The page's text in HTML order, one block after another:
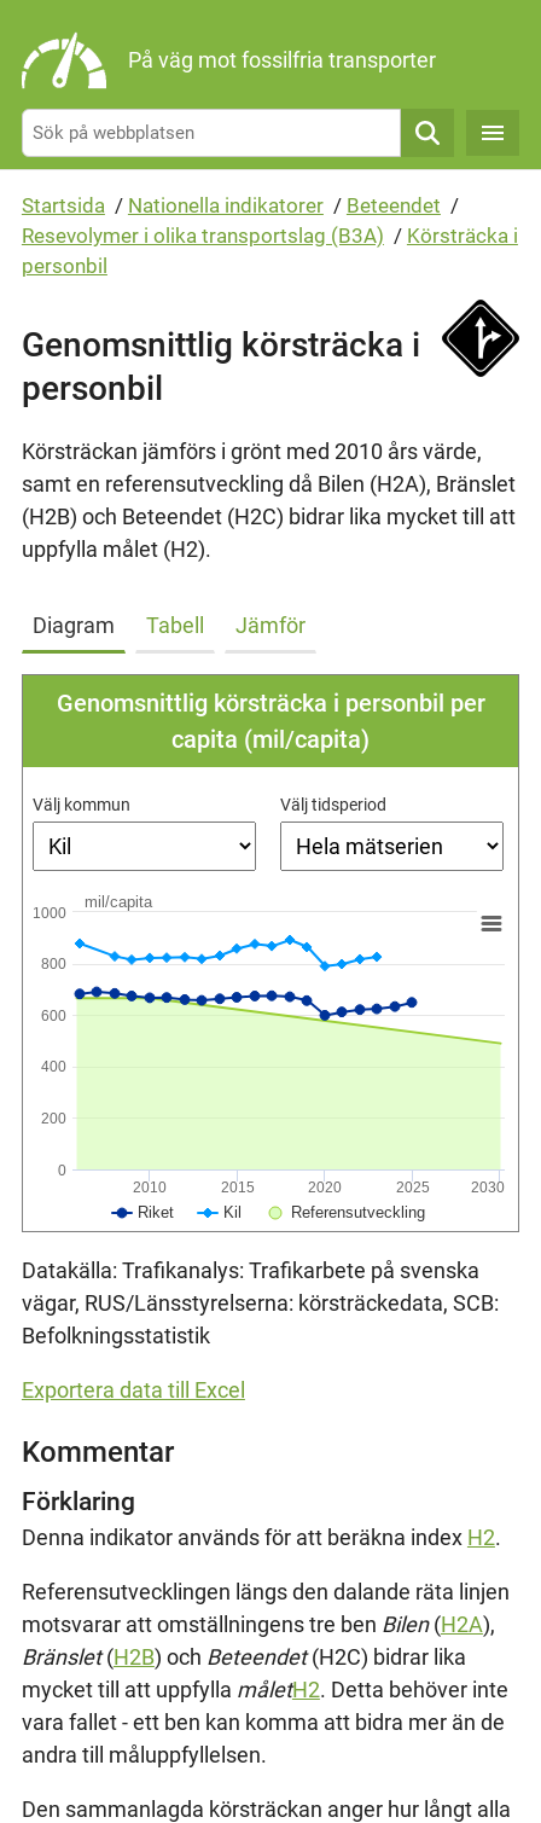
På väg mot fossilfria transporter
Sök
Startsida / Nationella indikatorer / Beteendet /
Resevolymer i olika transportslag (B3A) / Körsträcka i
personbil
Genomsnittlig körsträcka i
personbil
Körsträckan jämförs i grönt med 2010 års värde,
samt en referensutveckling då Bilen (H2A), Bränslet
(H2B) och Beteendet (H2C) bidrar lika mycket till att
uppfylla målet (H2).
Diagram Tabell Jämför
Genomsnittlig körsträcka i personbil per
capita (mil/capita)
Välj kommun Välj tidsperiod
mil/capita
Riket Kil Referensutveckling
2010 2015 2020 2025 2030
0
200
400
600
800
1000
Datakälla: Trafikanalys: Trafikarbete på svenska
vägar, RUS/Länsstyrelserna: körsträckedata, SCB:
Befolkningsstatistik
Exportera data till Excel
Kommentar
Förklaring
Denna indikator används för att beräkna index H2.
Referensutvecklingen längs den dalande räta linjen
motsvarar att omställningens tre ben Bilen(H2A),
Bränslet(H2B) och Beteendet(H2C) bidrar lika
mycket till att uppfylla måletH2. Detta behöver inte
vara fallet - ett ben kan komma att bidra mer än de
andra till måluppfyllelsen.
Den sammanlagda körsträckan anger hur långt alla